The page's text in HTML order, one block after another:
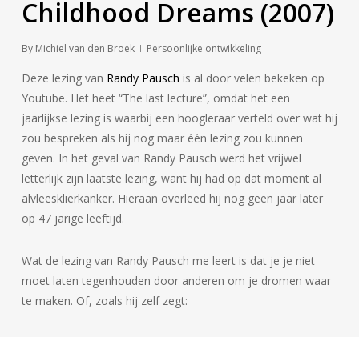
Childhood Dreams (2007)
By Michiel van den Broek Persoonlijke ontwikkeling
Deze lezing van Randy Pausch is al door velen bekeken op
Youtube. Het heet “The last lecture”, omdat het een
jaarlijkse lezing is waarbij een hoogleraar verteld over wat hij
zou bespreken als hij nog maar één lezing zou kunnen
geven. In het geval van Randy Pausch werd het vrijwel
letterlijk zijn laatste lezing, want hij had op dat moment al
alvleesklierkanker. Hieraan overleed hij nog geen jaar later
op 47 jarige leeftijd.
Wat de lezing van Randy Pausch me leert is dat je je niet
moet laten tegenhouden door anderen om je dromen waar
te maken. Of, zoals hij zelf zegt: